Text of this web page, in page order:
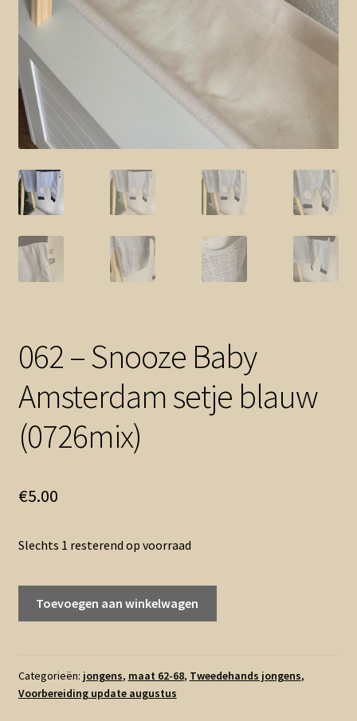
062 – Snooze Baby
Amsterdam setje blauw
(0726mix)
€5.00
Slechts 1 resterend op voorraad
Amsterdam
setje
Toevoegen aan winkelwagen
Categorieën: jongens, maat 62-68, Tweedehands jongens,
Voorbereiding update augustus